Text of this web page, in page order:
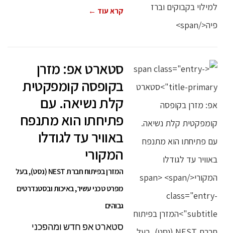
קרא עוד ←
סטארט אפ: מזרן
בקופסה קומפקטית
קלת נשיאה. עם
פתיחתו הוא מתנפח
באוויר עד לגודלו
המקורי
המזרן בפיתוח חברת NEST (נסט), בעל
מפרט טכני עשיר, באיכות ובסטנדרטים
גבוהים
סטארט אפ חדש ומהפכני